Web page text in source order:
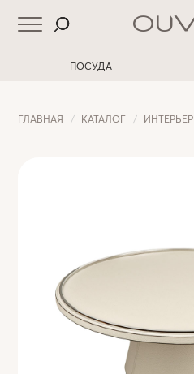
ПОСУДА
ГЛАВНАЯ КАТАЛОГ ИНТЕРЬЕР